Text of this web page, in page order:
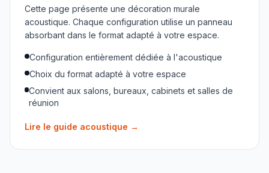
Cette page présente une décoration murale
acoustique. Chaque configuration utilise un panneau
absorbant dans le format adapté à votre espace.
Configuration entièrement dédiée à l'acoustique
Choix du format adapté à votre espace
Convient aux salons, bureaux, cabinets et salles de
réunion
Lire le guide acoustique →